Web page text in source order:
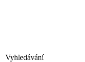
Vyhledávání